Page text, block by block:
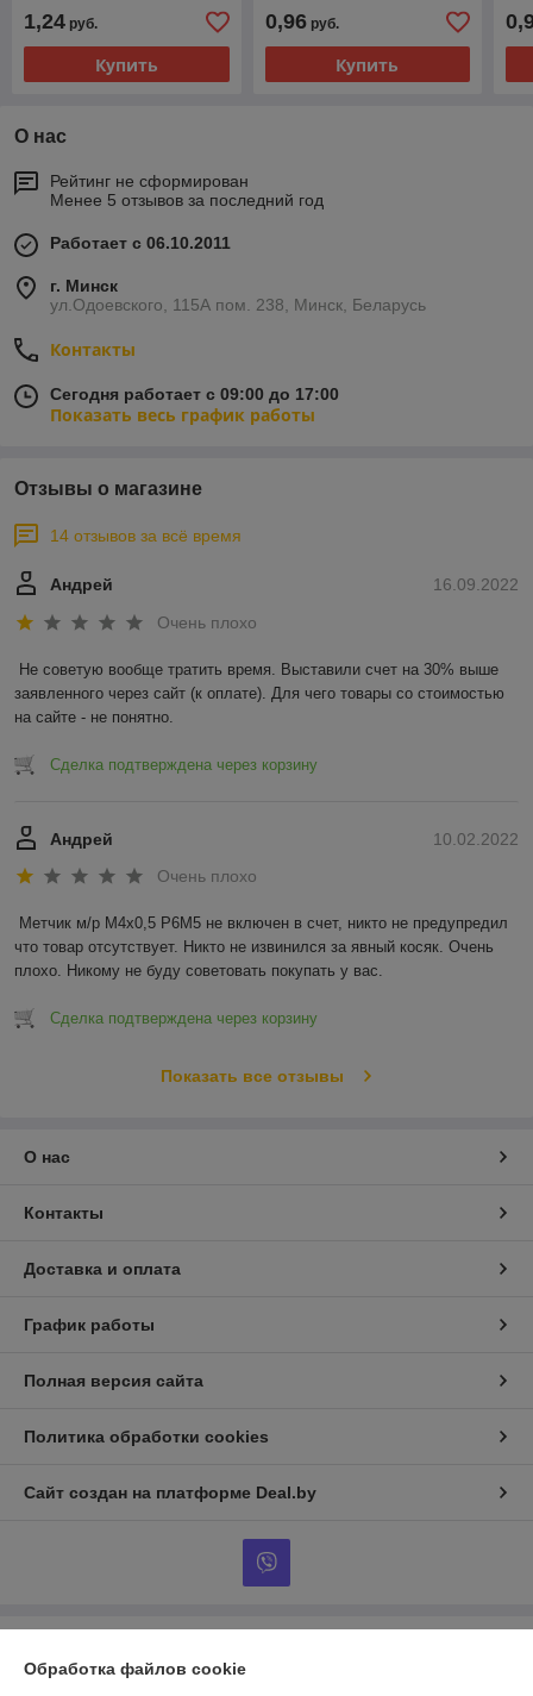
1,24 руб.
Купить
0,96руб.
Купить
О нас
Рейтинг не сформирован
Менее 5 отзывов за последний год
Работает с 06.10.2011
г. Минск
ул.Одоевского, 115А пом. 238, Минск, Беларусь
Контакты
Сегодня работает с 09:00 до 17:00
Показать весь график работы
Отзывы о магазине
14 отзывов за всё время
16.09.2022
Андрей
Очень плохо
Не советую вообще тратить время. Выставили счет на 30% выше
заявленного через сайт (к оплате). Для чего товары со стоимостью
на сайте - не понятно.
Сделка подтверждена через корзину
10.02.2022
Андрей
Очень плохо
Метчик м/р М4х0,5 Р6М5 не включен в счет, никто не предупредил
что товар отсутствует. Никто не извинился за явный косяк. Очень
плохо. Никому не буду советовать покупать у вас.
Сделка подтверждена через корзину
Показать все отзывы
О нас
Контакты
Доставка и оплата
График работы
Полная версия сайта
Политика обработки cookies
Сайт создан на платформе Deal.by
Обработка файлов cookie